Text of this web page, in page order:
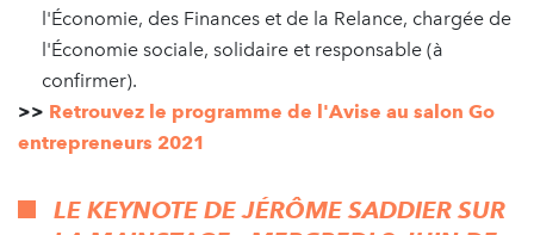
l'Économie, des Finances et de la Relance, chargée de
l'Économie sociale, solidaire et responsable (à
confirmer).
>> Retrouvez le programme de l'Avise au salon Go
entrepreneurs 2021
LE KEYNOTE DE JÉRÔME SADDIER SUR